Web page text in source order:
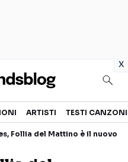
x
ARTISTI TESTI CANZONI
Follia del Mattino è il nuovo